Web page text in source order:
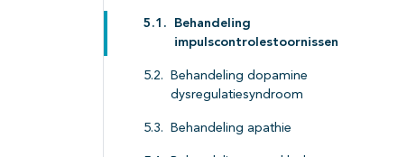
Behandeling
impulscontrolestoornissen
Behandeling dopamine
dysregulatiesyndroom
Behandeling apathie